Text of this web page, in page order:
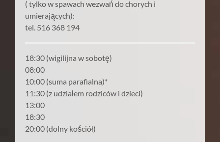
( tylko w spawach wezwań do chorych i
umierających):
tel. 516 368 194
18:30 (wigilijna w sobotę)
08:00
10:00 (suma parafialna)*
11:30 (z udziałem rodziców i dzieci)
13:00
18:30
20:00 (dolny kościół)